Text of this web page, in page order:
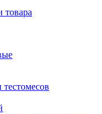
товара